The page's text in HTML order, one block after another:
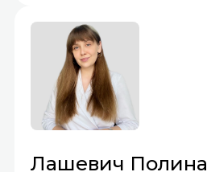
Лашевич Полина